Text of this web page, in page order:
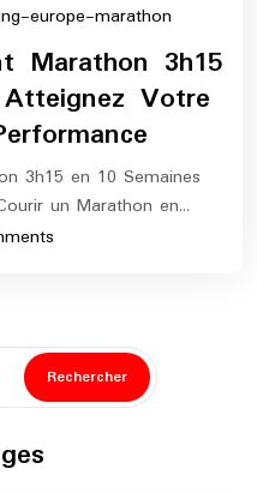
europe-marathon
europe-
marathon
Marathon 3h15
Votre
3h15 en 10 Semaines
un Marathon en…
Rechercher